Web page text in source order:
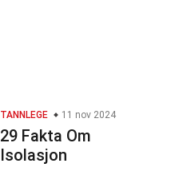
TANNLEGE 11 nov 2024
29 Fakta Om
Isolasjon